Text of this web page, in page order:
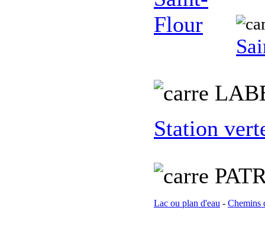
L
Station
Lac ou plan d'eau - Chemins